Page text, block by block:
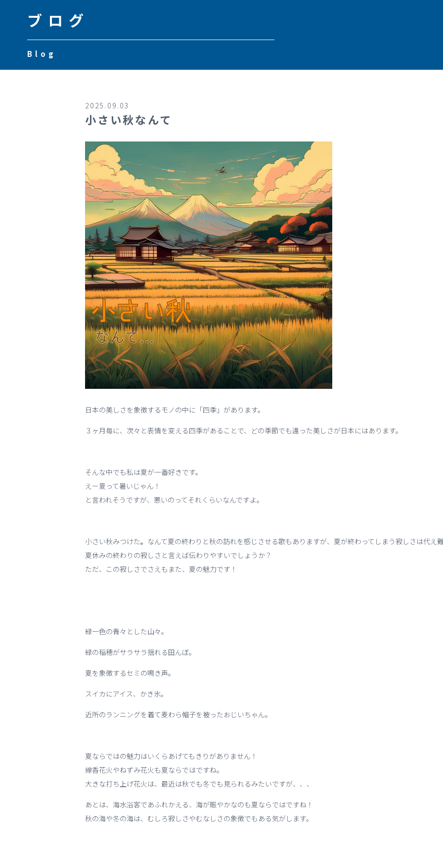
ブログ
Blog
2025.09.03
小さい秋なんて
日本の美しさを象徴するモノの中に「四季」があります。
３ヶ月毎に、次々と表情を変える四季があることで、どの季節でも違った美しさが日本にはあります。
そんな中でも私は夏が一番好きです。
えー夏って暑いじゃん！
と言われそうですが、悪いのってそれくらいなんですよ。
小さい秋みつけた。 なんて夏の終わりと秋の訪れを感じさせる歌もありますが、夏が終わってしまう寂しさは代え
夏休みの終わりの寂しさと言えば伝わりやすいでしょうか？
ただ、この寂しさでさえもまた、夏の魅力です！
緑一色の青々とした山々。
緑の稲穂がサラサラ揺れる田んぼ。
夏を象徴するセミの鳴き声。
スイカにアイス、かき氷。
近所のランニングを着て麦わら帽子を被ったおじいちゃん。
夏ならではの魅力はいくらあげてもきりがありません！
線香花火やねずみ花火も夏ならではですね。
大きな打ち上げ花火は、最近は秋でも冬でも見られるみたいですが、、、
あとは、海水浴客であふれかえる、海が賑やかなのも夏ならではですね！
秋の海や冬の海は、むしろ寂しさやむなしさの象徴でもある気がします。